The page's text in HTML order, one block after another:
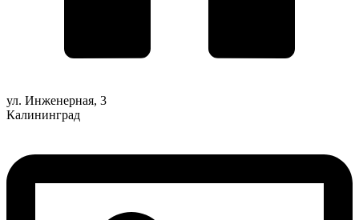
ул. Инженерная, 3
Калининград